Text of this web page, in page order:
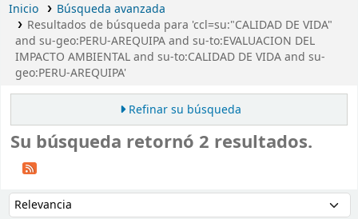
Inicio
Búsqueda avanzada
Resultados de búsqueda para 'ccl=su:"CALIDAD DE VIDA"
and su-geo:PERU-AREQUIPA and su-to:EVALUACION DEL
IMPACTO AMBIENTAL and su-to:CALIDAD DE VIDA and su-
geo:PERU-AREQUIPA'
Refinar su búsqueda
Su búsqueda retornó 2 resultados.
Ordenar por: